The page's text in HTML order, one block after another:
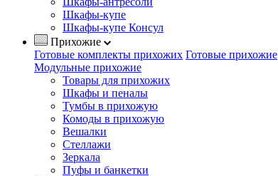
Шкафы-купе
Шкафы-купе Консул
Прихожие
Готовые комплекты прихожих Готовые прихожие
Модульные прихожие
Товары для прихожих
Шкафы и пеналы
Тумбы в прихожую
Комоды в прихожую
Вешалки
Стеллажи
Зеркала
Пуфы и банкетки